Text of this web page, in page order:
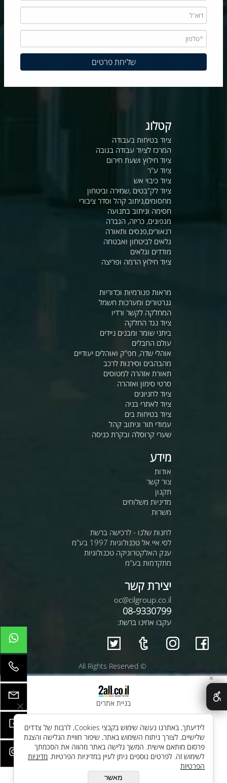
קטלוג
ציוד בטיחות בעבודה
המרכז לציוד עבודה בגובה
ציוד חילוץ ושעת חירום
ציוד ע"ר
ציוד כיבוי אש
ציוד לק"בטים ,שמירה וביטחון
מחסומים,ניתוב קהל וסדר ציבורי
חסימה וניתוב בתנועה
מגפונים, כריזה, הגברה
רנאורים,פנסים ותאורה
גלאים לביטחון ואבטחה
מודדים וגלאים
ציוד חילוץ הרמה ופריצה
מראות פנורמיות וכדוריות
גנרטורים ומערכות חשמל
המחלקה לקשר ורדיו
ציוד נגד החלקה
ביתני שומר ומבנים ניידים
עולם החבלים
אוהלי שדה, חפ"ק ואוהלים יעודיים
מהבהבים וסירנות לרכב
תאורת אזהרה למטוסים
סרטי סימון ואזהרה
ציוד לחניונים
ציוד לאתרי בניה
ציוד בטיחות בים
עמודי תור וניתוב קהל
שערי קרוסלה ובקרת כניסה
מידע
אודות
צור קשר
תקנון
מדיניות משלוחים
משרות
לחנות שלנו - לרכישה ברשת
לסי.איי.אל טכנולוגיות 1997 בע"מ
ענק האלקטרוניקה טכנולוגיות
מתקדמות בע"מ
יצירת קשר
oc@cilgroup.co.il
08-9330799
עקבו אחינו ברשת:
© All Rights Reserved
בניית אתרים
✕
לידיעתך, באתרנו נעשה שימוש בקבצי Cookies, לרבות של צדדים
שלישיים, לצורך ניתוח השימוש באתר, שיפור חוויית הגלישה והצגת
פרסום מותאם אישית. המשך גלישה באתר מהווה את הסכמתך
לשימוש זה. לפרטים נוספים ניתן לעיין במדיניות הפרטיות. מדיניות
הפרטיות
מאשר